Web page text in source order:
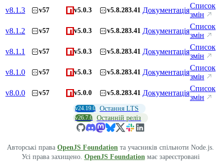
v8.1.3 v57 v5.0.3 v5.8.283.41 Документація
Список
змін
v8.1.2 v57 v5.0.3 v5.8.283.41 Документація
Список
змін
v8.1.1 v57 v5.0.3 v5.8.283.41 Документація
Список
змін
v8.1.0 v57 v5.0.3 v5.8.283.41 Документація
Список
змін
v8.0.0 v57 v5.0.0 v5.8.283.41 Документація
Список
змін
v24.19.0 Остання LTS
v26.7.0 Останній реліз
Авторські права OpenJS Foundation та учасників спільноти Node.js.
Усі права захищено. OpenJS Foundation має зареєстровані